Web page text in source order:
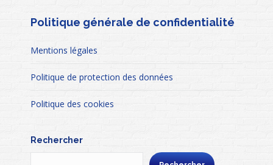
Politique générale de confidentialité
Mentions légales
Politique de protection des données
Politique des cookies
Rechercher